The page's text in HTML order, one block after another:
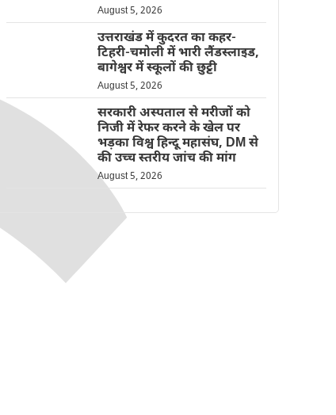
August 5, 2026
उत्तराखंड में कुदरत का कहर-
टिहरी-चमोली में भारी लैंडस्लाइड,
बागेश्वर में स्कूलों की छुट्टी
August 5, 2026
सरकारी अस्पताल से मरीजों को
निजी में रेफर करने के खेल पर
भड़का विश्व हिन्दू महासंघ, DM से
की उच्च स्तरीय जांच की मांग
August 5, 2026